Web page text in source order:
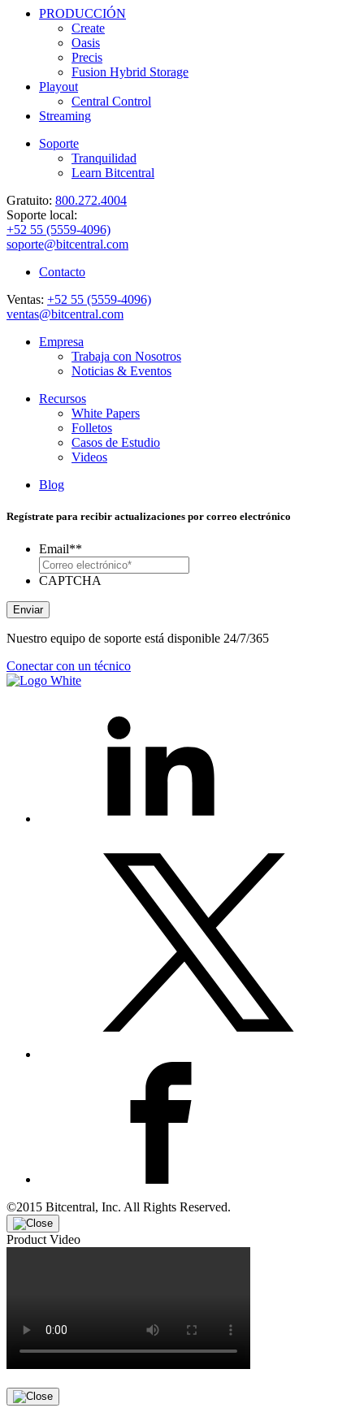
PRODUCCIÓN
Create
Oasis
Precis
Fusion Hybrid Storage
Playout
Central Control
Streaming
Soporte
Tranquilidad
Learn Bitcentral
Gratuito: 800.272.4004
Soporte local:
+52 55 (5559-4096)
soporte@bitcentral.com
Contacto
Ventas: +52 55 (5559-4096)
ventas@bitcentral.com
Empresa
Trabaja con Nosotros
Noticias & Eventos
Recursos
White Papers
Folletos
Casos de Estudio
Videos
Blog
Regístrate para recibir actualizaciones por correo electrónico
Email**
CAPTCHA
Enviar
Nuestro equipo de soporte está disponible 24/7/365
Conectar con un técnico
©2015 Bitcentral, Inc. All Rights Reserved.
Product Video